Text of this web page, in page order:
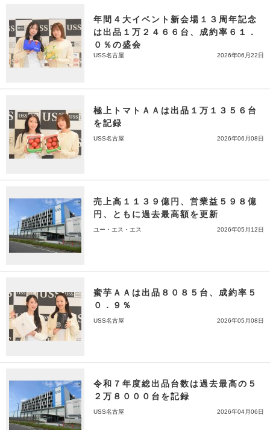
年間４大イベント新会場１３周年記念
は出品１万２４６６台、成約率６１．
０％の盛会
USS名古屋 2026年06月22日
極上トマトＡＡは出品１万１３５６台
を記録
USS名古屋 2026年06月08日
売上高１１３９億円、営業益５９８億
円、ともに過去最高額を更新
ユー・エス・エス 2026年05月12日
蜜芋ＡＡは出品８０８５台、成約率５
０．９％
USS名古屋 2026年05月08日
令和７年度総出品台数は過去最高の５
２万８０００台を記録
USS名古屋 2026年04月06日